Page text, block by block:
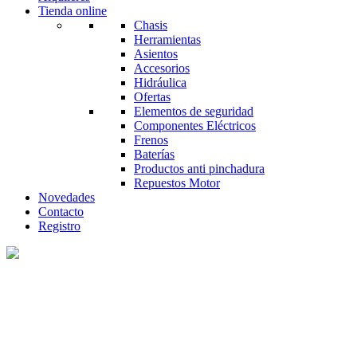
Tienda online
Chasis
Herramientas
Asientos
Accesorios
Hidráulica
Ofertas
Elementos de seguridad
Componentes Eléctricos
Frenos
Baterías
Productos anti pinchadura
Repuestos Motor
Novedades
Contacto
Registro